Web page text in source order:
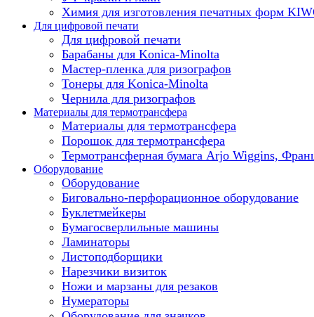
Химия для изготовления печатных форм
Для цифровой печати
Для цифровой печати
Барабаны для Konica-Minolta
Мастер-пленка для ризографов
Тонеры для Konica-Minolta
Чернила для ризографов
Материалы для термотрансфера
Материалы для термотрансфера
Порошок для термотрансфера
Термотрансферная бумага Arjo Wiggins,
Оборудование
Оборудование
Биговально-перфорационное оборудование
Буклетмейкеры
Бумагосверлильные машины
Ламинаторы
Листоподборщики
Нарезчики визиток
Ножи и марзаны для резаков
Нумераторы